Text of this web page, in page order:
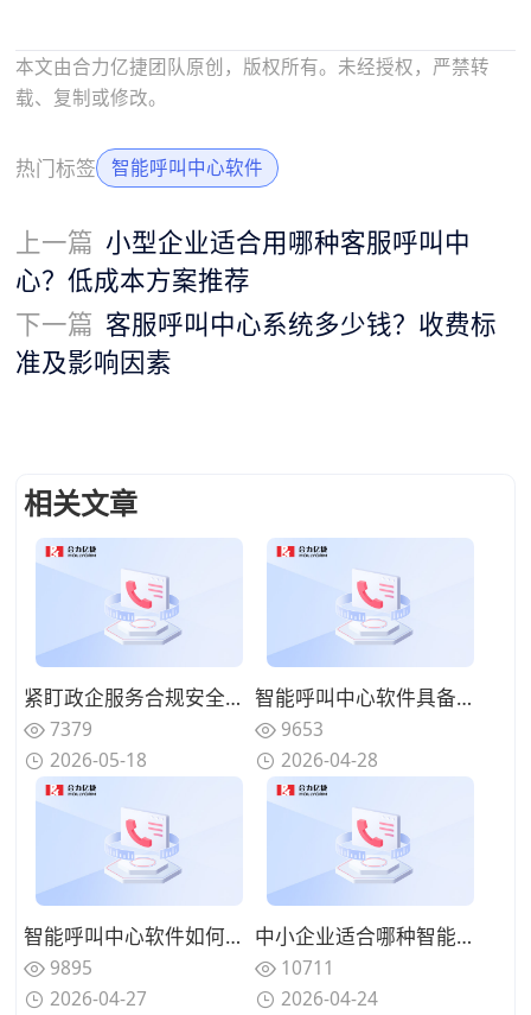
本文由合力亿捷团队原创，版权所有。未经授权，严禁转
载、复制或修改。
热门标签 智能呼叫中心软件
上一篇 小型企业适合用哪种客服呼叫中
心？低成本方案推荐
下一篇 客服呼叫中心系统多少钱？收费标
准及影响因素
相关文章
紧盯政企服务合规安全需求，2026年靠谱呼叫中心服务商精选推荐
7379
2026-05-18
智能呼叫中心软件具备哪些智能优势？对比传统客服差异
9653
2026-04-28
智能呼叫中心软件如何对接业务系统？系统集成方案说明
9895
2026-04-27
中小企业适合哪种智能呼叫中心软件？适配选型推荐
10711
2026-04-24